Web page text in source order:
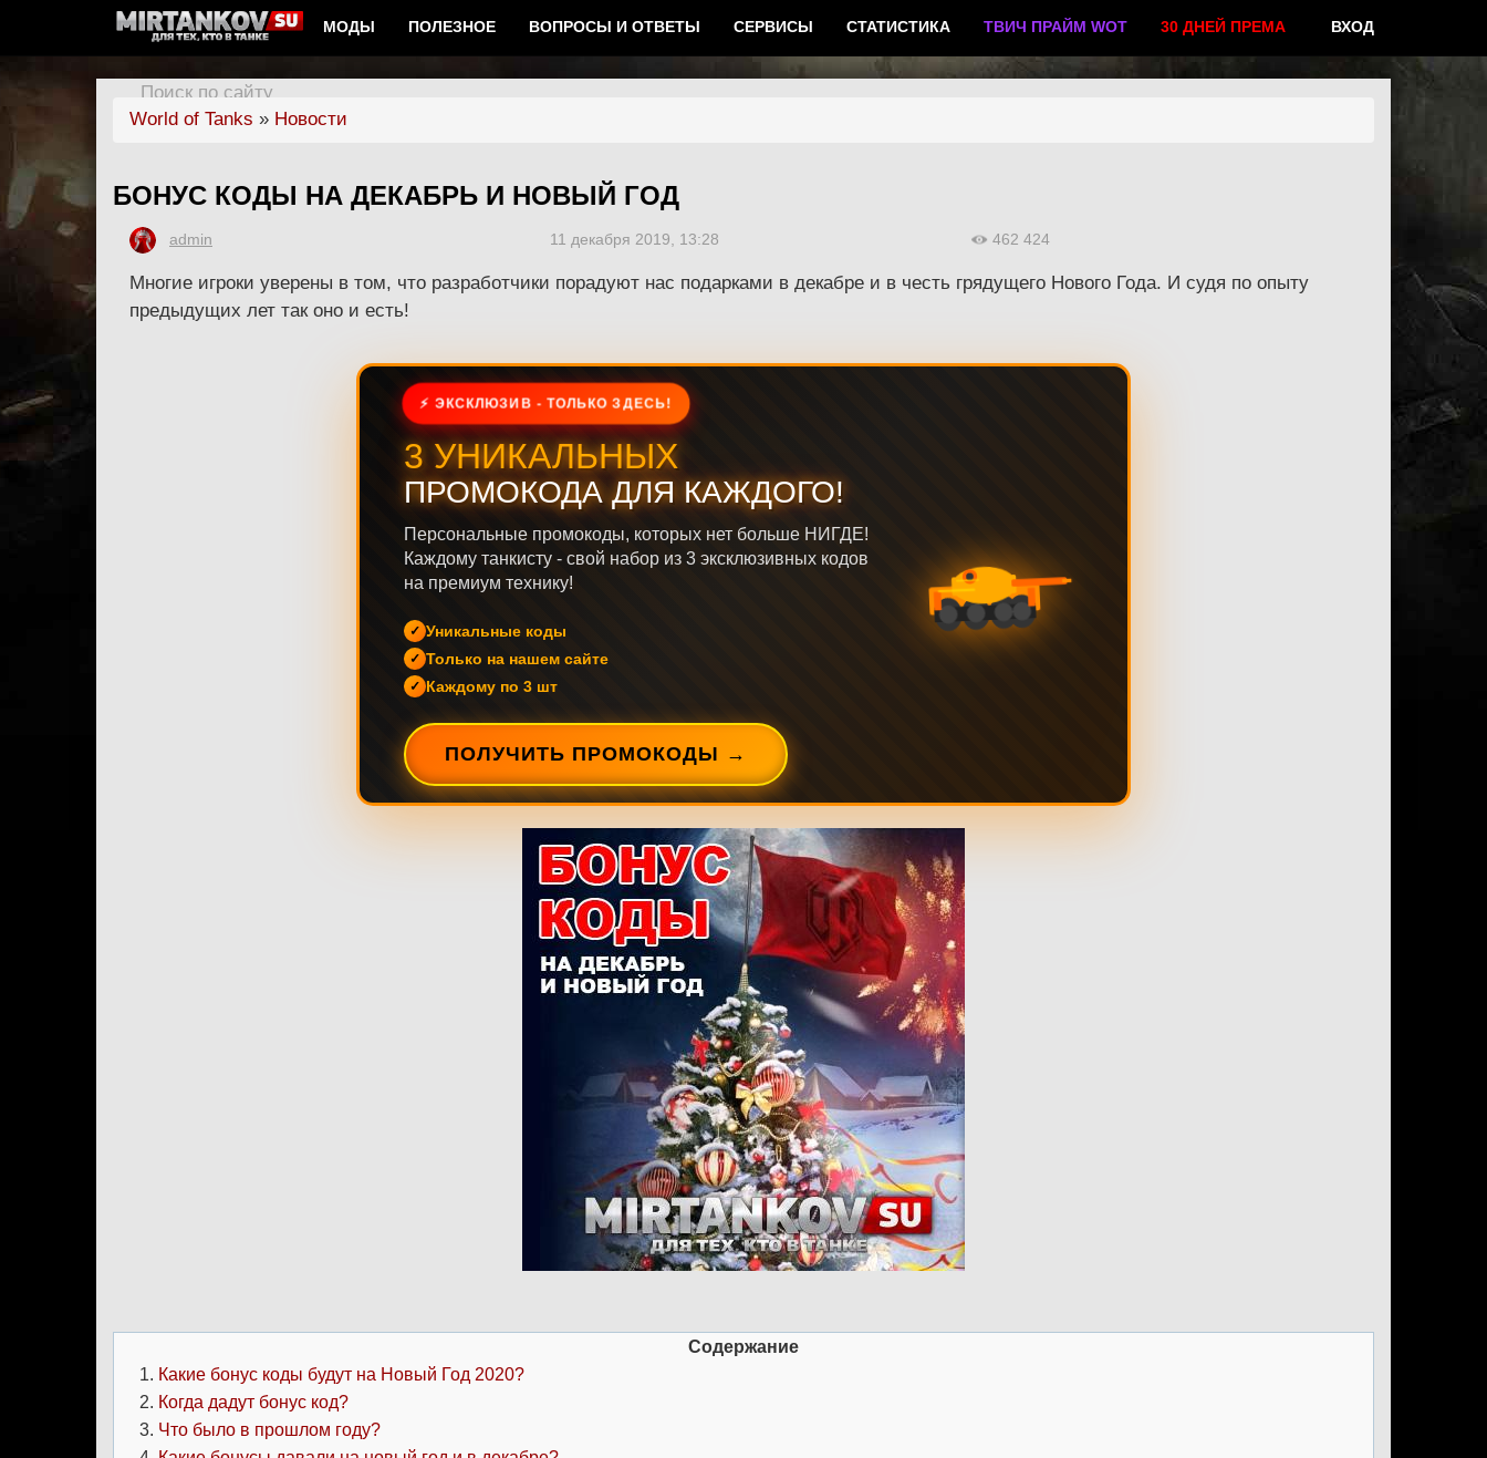
МОДЫ ПОЛЕЗНОЕ ВОПРОСЫ И ОТВЕТЫ СЕРВИСЫ СТАТИСТИКА ТВИЧ ПРАЙМ WOT 30 ДНЕЙ ПРЕМА ВХОД
Поиск по сайту
World of Tanks » Новости
БОНУС КОДЫ НА ДЕКАБРЬ И НОВЫЙ ГОД
admin 11 декабря 2019, 13:28 462 424
Многие игроки уверены в том, что разработчики порадуют нас подарками в декабре и в честь грядущего Нового Года. И судя по опыту
предыдущих лет так оно и есть!
⚡ ЭКСКЛЮЗИВ - ТОЛЬКО ЗДЕСЬ!
3 УНИКАЛЬНЫХ
ПРОМОКОДА ДЛЯ КАЖДОГО!
Персональные промокоды, которых нет больше НИГДЕ!
Каждому танкисту - свой набор из 3 эксклюзивных кодов
на премиум технику!
Уникальные коды
Только на нашем сайте
Каждому по 3 шт
ПОЛУЧИТЬ ПРОМОКОДЫ →
Содержание
Какие бонус коды будут на Новый Год 2020?
Когда дадут бонус код?
Что было в прошлом году?